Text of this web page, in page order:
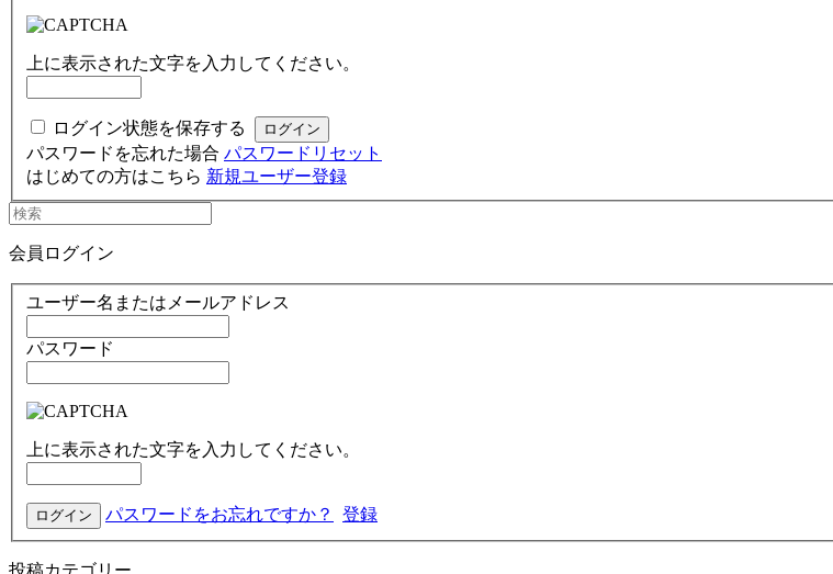
上に表示された文字を入力してください。
ログイン状態を保存する
パスワードを忘れた場合 パスワードリセット
はじめての方はこちら 新規ユーザー登録
会員ログイン
ユーザー名またはメールアドレス
パスワード
上に表示された文字を入力してください。
パスワードをお忘れですか？ 登録
投稿カテゴリー